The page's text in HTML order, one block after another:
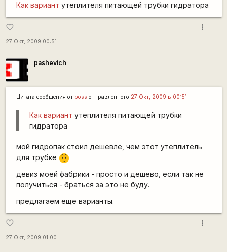
Как вариант утеплителя питающей трубки гидратора
favorite_border
27 Окт, 2009 00:51
more_vert
pashevich
Цитата сообщения от boss отправленного 27 Окт, 2009 в 00:51
Как вариант утеплителя питающей трубки
гидратора
мой гидропак стоил дешевле, чем этот утеплитель
для трубке :-/
девиз моей фабрики - просто и дешево, если так не
получиться - браться за это не буду.
предлагаем еще варианты.
favorite_border
27 Окт, 2009 01:00
more_vert